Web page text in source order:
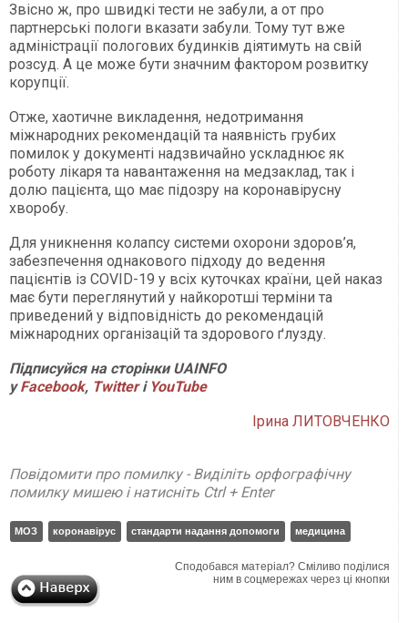
Звісно ж, про швидкі тести не забули, а от про
партнерські пологи вказати забули. Тому тут вже
адміністрації пологових будинків діятимуть на свій
розсуд. А це може бути значним фактором розвитку
корупції.
Отже, хаотичне викладення, недотримання
міжнародних рекомендацій та наявність грубих
помилок у документі надзвичайно ускладнює як
роботу лікаря та навантаження на медзаклад, так і
долю пацієнта, що має підозру на коронавірусну
хворобу.
Для уникнення колапсу системи охорони здоров’я,
забезпечення однакового підходу до ведення
пацієнтів із COVID-19 у всіх куточках країни, цей наказ
має бути переглянутий у найкоротші терміни та
приведений у відповідність до рекомендацій
міжнародних організацій та здорового ґлузду.
Підписуйся на сторінки UAINFO
уFacebook, Twitterі YouTube
Ірина ЛИТОВЧЕНКО
Повідомити про помилку - Виділіть орфографічну
помилку мишею і натисніть Ctrl + Enter
МОЗ коронавірус стандарти надання допомоги медицина
Сподобався матеріал? Сміливо поділися
ним в соцмережах через ці кнопки